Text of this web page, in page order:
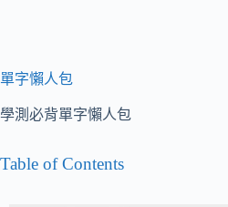
單字懶人包
學測必背單字懶人包
Table of Contents